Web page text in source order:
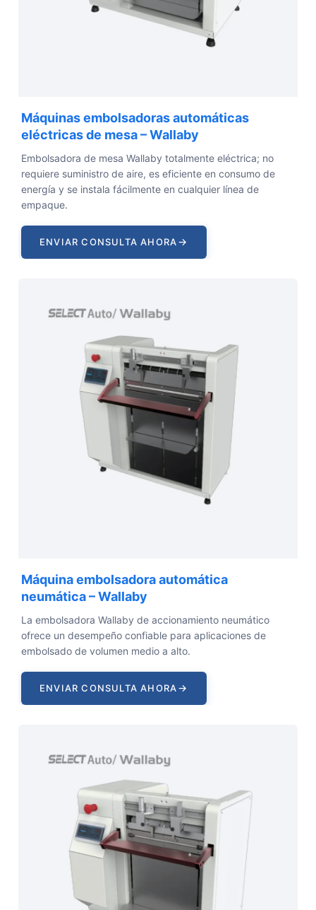
Máquinas embolsadoras automáticas
eléctricas de mesa – Wallaby
Embolsadora de mesa Wallaby totalmente eléctrica; no
requiere suministro de aire, es eficiente en consumo de
energía y se instala fácilmente en cualquier línea de
empaque.
ENVIAR CONSULTA AHORA→
Máquina embolsadora automática
neumática – Wallaby
La embolsadora Wallaby de accionamiento neumático
ofrece un desempeño confiable para aplicaciones de
embolsado de volumen medio a alto.
ENVIAR CONSULTA AHORA→